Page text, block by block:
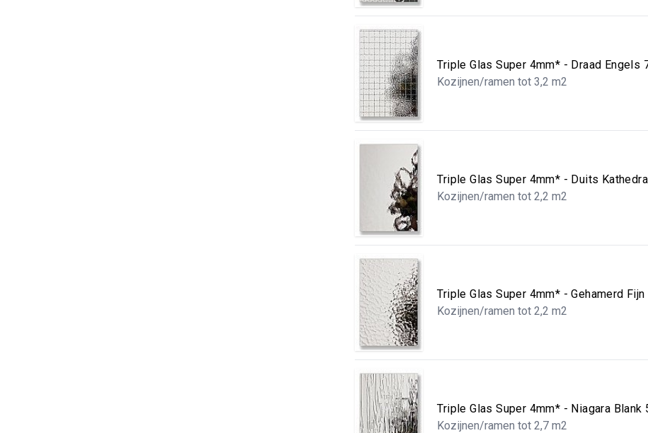
Triple Glas Super 4mm* - Draad Engels
Kozijnen/ramen tot 3,2 m2
Triple Glas Super 4mm* - Duits
Kozijnen/ramen tot 2,2 m2
Triple Glas Super 4mm* - Gehamerd
Kozijnen/ramen tot 2,2 m2
Triple Glas Super 4mm* - Niagara Blank
Kozijnen/ramen tot 2,7 m2